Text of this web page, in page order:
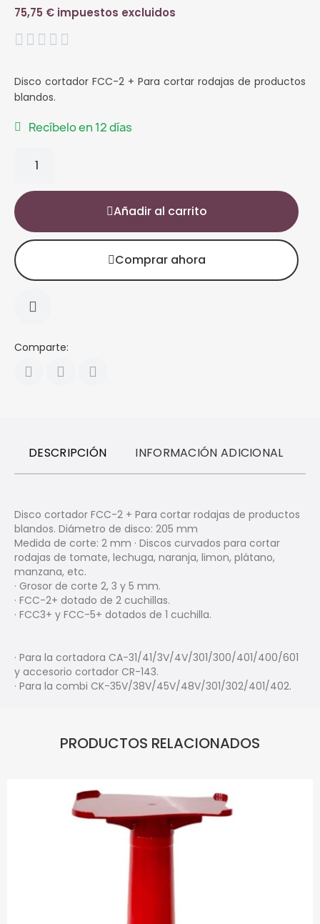
75,75 € impuestos excluidos
    
Disco cortador FCC-2 + Para cortar rodajas de productos
blandos.
Recíbelo en 12 días
Añadir al carrito
Comprar ahora
Comparte:
DESCRIPCIÓN INFORMACIÓN ADICIONAL
Disco cortador FCC-2 + Para cortar rodajas de productos
blandos. Diámetro de disco: 205 mm
Medida de corte: 2 mm · Discos curvados para cortar
rodajas de tomate, lechuga, naranja, limon, plátano,
manzana, etc.
· Grosor de corte 2, 3 y 5 mm.
· FCC-2+ dotado de 2 cuchillas.
· FCC3+ y FCC-5+ dotados de 1 cuchilla.
· Para la cortadora CA-31/41/3V/4V/301/300/401/400/601
y accesorio cortador CR-143.
· Para la combi CK-35V/38V/45V/48V/301/302/401/402.
PRODUCTOS RELACIONADOS